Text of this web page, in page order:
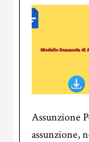
Assunzione
assunzione,